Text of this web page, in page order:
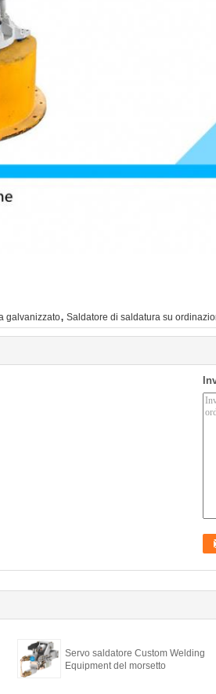
galvanizzato, Saldatore di saldatura su
Servo saldatore Custom Welding
Equipment del morsetto